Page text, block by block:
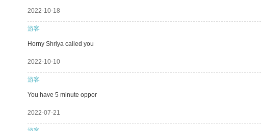
2022-10-18
游客
Horny Shriya called you
2022-10-10
游客
You have 5 minute oppor
2022-07-21